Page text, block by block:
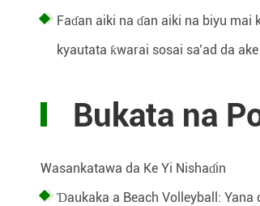
Faɗan aiki na ɗan aiki na biyu
kyautata ƙwarai sosai sa’ad da
Bukata na
Wasankatawa da Ke Yi Nishaɗin
Ɗaukaka a Beach Volleyball: